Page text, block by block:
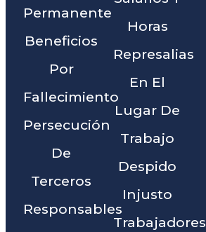
Permanente
Beneficios
Por
Fallecimiento
Persecución
De
Terceros
Responsables
Horas
Represalias
En El
Lugar De
Trabajo
Despido
Injusto
Trabajadores